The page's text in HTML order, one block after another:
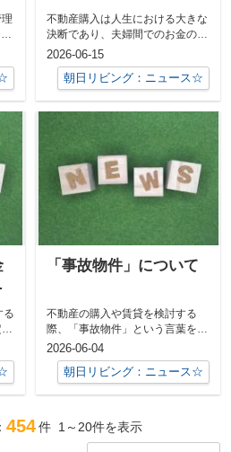
不動産購入は人生における大きな
決断であり、夫婦間でのお金の話
し合いは避けて通れません。しか
し、お金の...
2026-06-15
朝日リビング：ニュース☆
る
「事故物件」について
不動産の購入や賃貸を検討する
際、「事故物件」という言葉を耳
にされたことがあるのではないで
しょうか。火...
2026-06-04
朝日リビング：ニュース☆
454件 1～20件を表示